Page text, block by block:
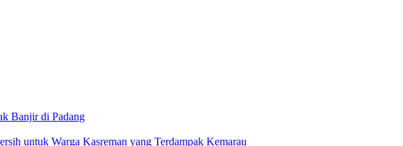
Banjir di Padang
untuk Warga Kasreman yang Terdampak Kemarau